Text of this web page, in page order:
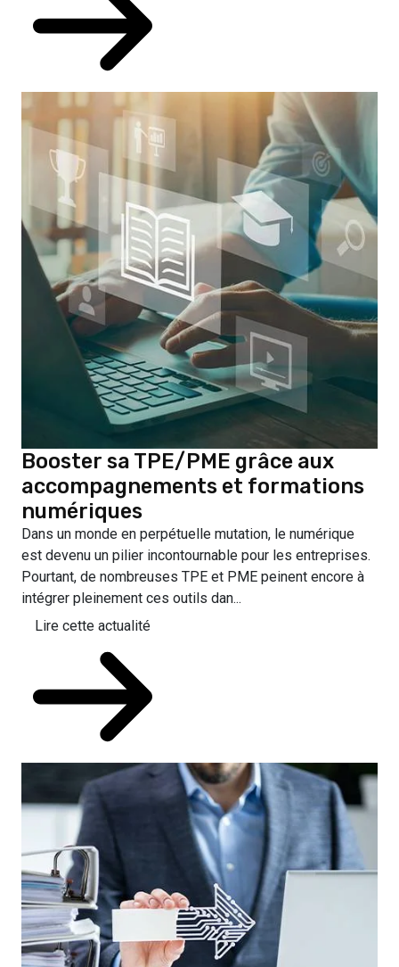
Booster sa TPE/PME grâce aux
accompagnements et formations
numériques
Dans un monde en perpétuelle mutation, le numérique
est devenu un pilier incontournable pour les entreprises.
Pourtant, de nombreuses TPE et PME peinent encore à
intégrer pleinement ces outils dan...
Lire cette actualité